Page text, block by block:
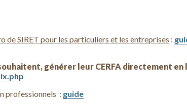
de SIRET pour les particuliers et les entreprises :
générer leur CERFA directement
professionnels : guide